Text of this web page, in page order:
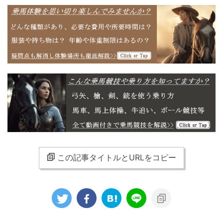
この記事タイトルとURLをコピー